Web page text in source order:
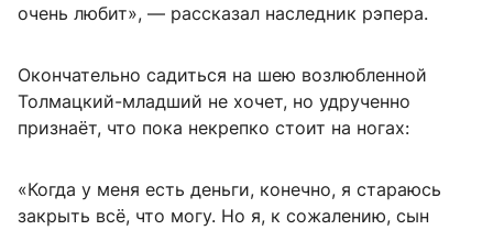
очень любит», — рассказал наследник рэпера.
Окончательно садиться на шею возлюбленной
Толмацкий-младший не хочет, но удрученно
признаёт, что пока некрепко стоит на ногах:
«Когда у меня есть деньги, конечно, я стараюсь
закрыть всё, что могу. Но я, к сожалению, сын